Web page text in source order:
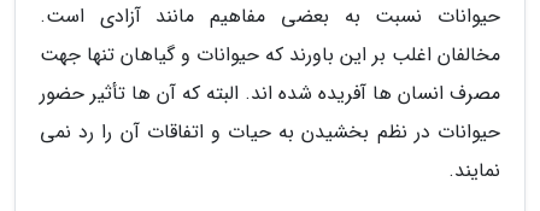
حیوانات نسبت به بعضی مفاهیم مانند آزادی است.
مخالفان اغلب بر این باورند که حیوانات و گیاهان تنها جهت
مصرف انسان ها آفریده شده اند. البته که آن ها تأثیر حضور
حیوانات در نظم بخشیدن به حیات و اتفاقات آن را رد نمی
نمایند.